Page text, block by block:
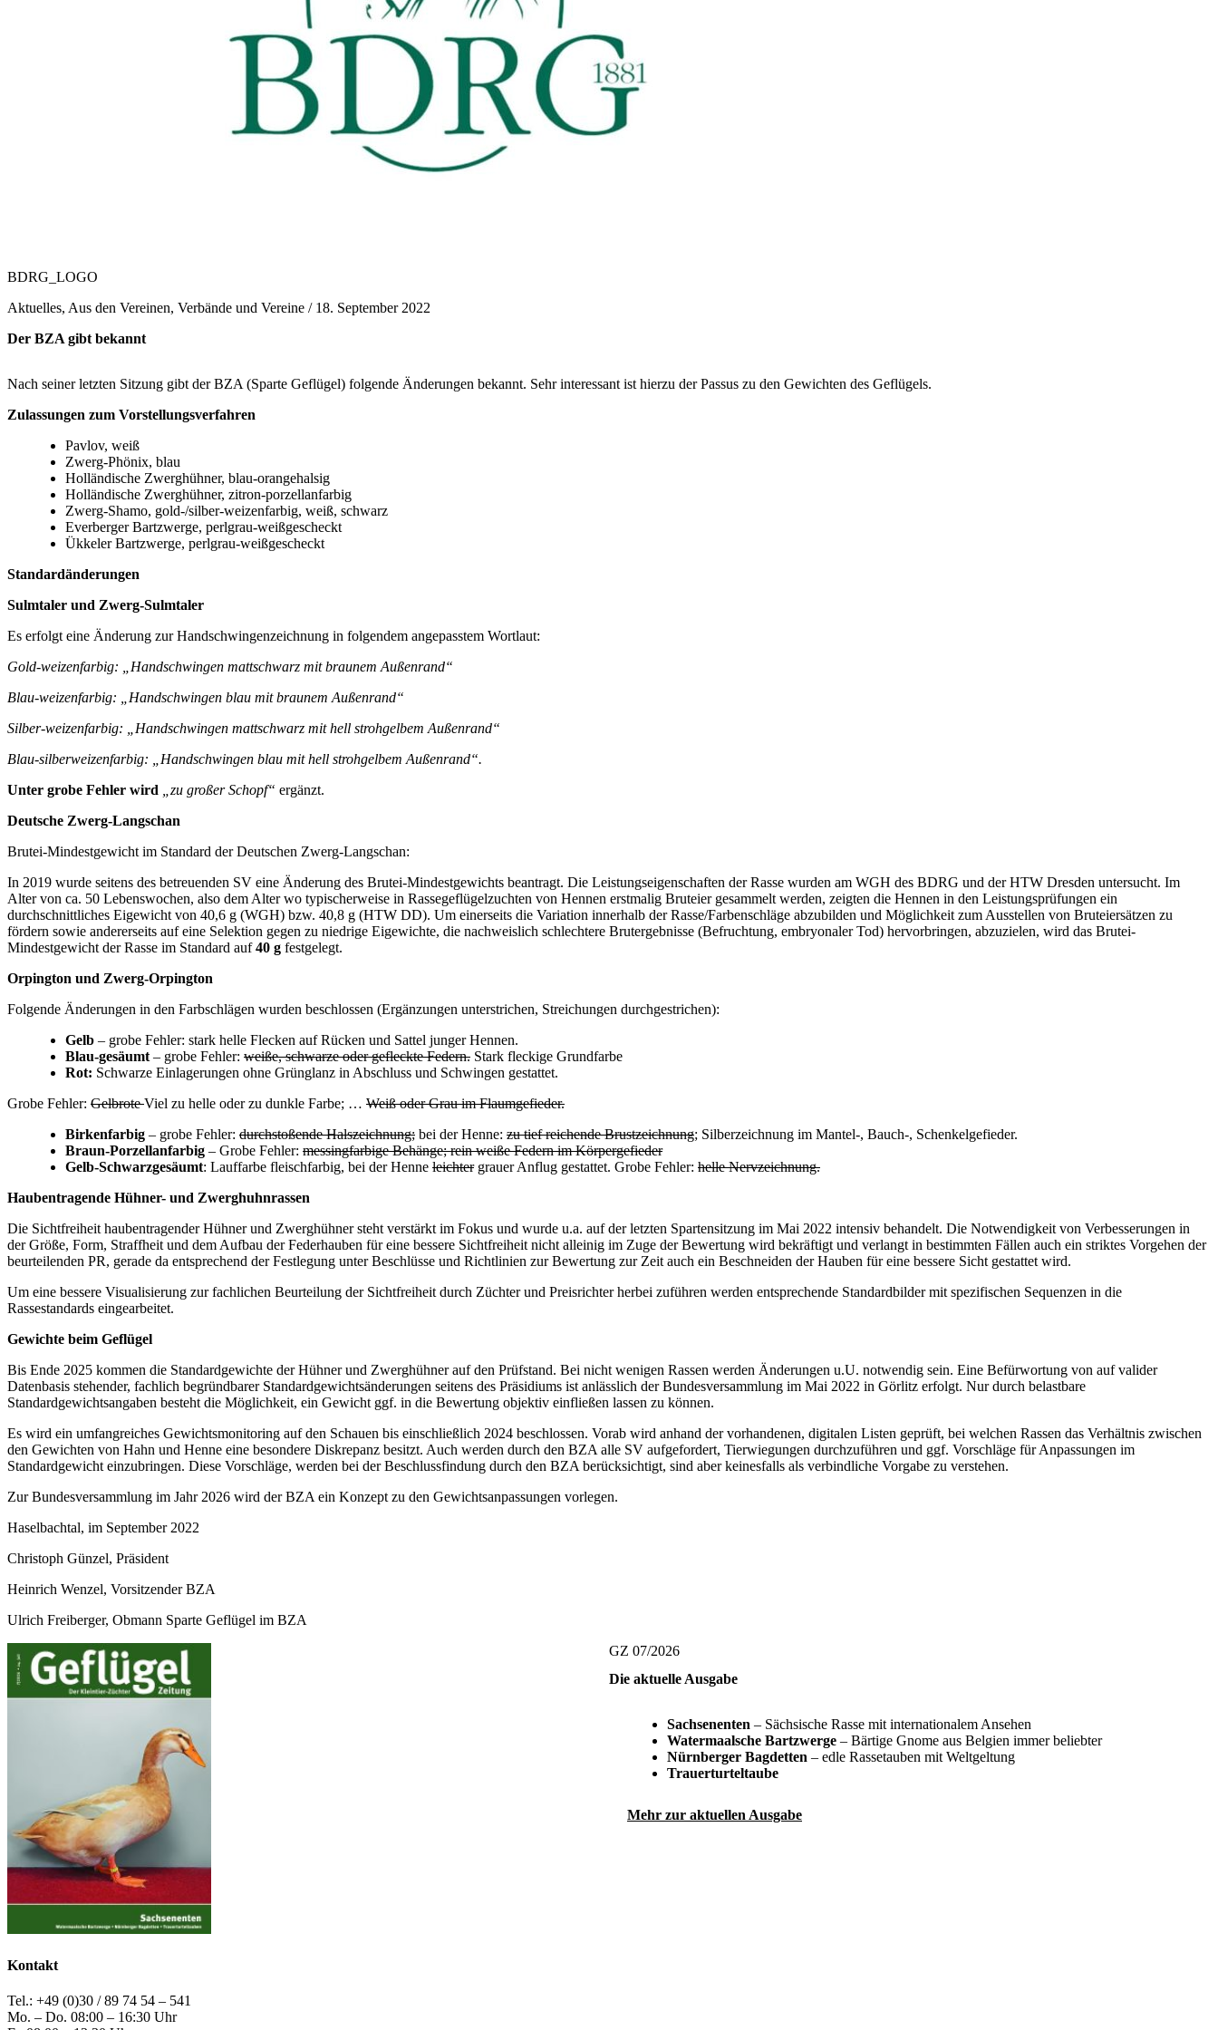
BDRG_LOGO
Aktuelles, Aus den Vereinen, Verbände und Vereine / 18. September 2022
Der BZA gibt bekannt
Nach seiner letzten Sitzung gibt der BZA (Sparte Geflügel) folgende Änderungen bekannt. Sehr interessant ist hierzu der Passus zu den Gewichten des Geflügels.
Zulassungen zum Vorstellungsverfahren
Pavlov, weiß
Zwerg-Phönix, blau
Holländische Zwerghühner, blau-orangehalsig
Holländische Zwerghühner, zitron-porzellanfarbig
Zwerg-Shamo, gold-/silber-weizenfarbig, weiß, schwarz
Everberger Bartzwerge, perlgrau-weißgescheckt
Ükkeler Bartzwerge, perlgrau-weißgescheckt
Standardänderungen
Sulmtaler und Zwerg-Sulmtaler
Es erfolgt eine Änderung zur Handschwingenzeichnung in folgendem angepasstem Wortlaut:
Gold-weizenfarbig: „Handschwingen mattschwarz mit braunem Außenrand“
Blau-weizenfarbig: „Handschwingen blau mit braunem Außenrand“
Silber-weizenfarbig: „Handschwingen mattschwarz mit hell strohgelbem Außenrand“
Blau-silberweizenfarbig: „Handschwingen blau mit hell strohgelbem Außenrand“.
Unter grobe Fehler wird
„zu großer Schopf“ ergänzt.
Deutsche Zwerg-Langschan
Brutei-Mindestgewicht im Standard der Deutschen Zwerg-Langschan:
In 2019 wurde seitens des betreuenden SV eine Änderung des Brutei-Mindestgewichts beantragt. Die Leistungseigenschaften der Rasse wurden am WGH des BDRG und der HTW Dresden untersucht. Im
Alter von ca. 50 Lebenswochen, also dem Alter wo typischerweise in Rassegeflügelzuchten von Hennen erstmalig Bruteier gesammelt werden, zeigten die Hennen in den Leistungsprüfungen ein
durchschnittliches Eigewicht von 40,6 g (WGH) bzw. 40,8 g (HTW DD). Um einerseits die Variation innerhalb der Rasse/Farbenschläge abzubilden und Möglichkeit zum Ausstellen von Bruteiersätzen zu
fördern sowie andererseits auf eine Selektion gegen zu niedrige Eigewichte, die nachweislich schlechtere Brutergebnisse (Befruchtung, embryonaler Tod) hervorbringen, abzuzielen, wird das Brutei-
Mindestgewicht der Rasse im Standard auf40 g festgelegt.
Orpington und Zwerg-Orpington
Folgende Änderungen in den Farbschlägen wurden beschlossen (Ergänzungen unterstrichen, Streichungen durchgestrichen):
Gelb – grobe Fehler: stark helle Flecken auf Rücken und Sattel junger Hennen.
Blau-gesäumt – grobe Fehler: weiße, schwarze oder gefleckte Federn. Stark fleckige Grundfarbe
Rot: Schwarze Einlagerungen ohne Grünglanz in Abschluss und Schwingen gestattet.
Grobe Fehler: GelbroteViel zu helle oder zu dunkle Farbe; … Weiß oder Grau im Flaumgefieder.
Birkenfarbig – grobe Fehler: durchstoßende Halszeichnung; bei der Henne: zu tief reichende Brustzeichnung; Silberzeichnung im Mantel-, Bauch-, Schenkelgefieder.
Braun-Porzellanfarbig – Grobe Fehler: messingfarbige Behänge; rein weiße Federn im Körpergefieder
Gelb-Schwarzgesäumt: Lauffarbe fleischfarbig, bei der Henne leichtergrauer Anflug gestattet. Grobe Fehler: helle Nervzeichnung.
Haubentragende Hühner- und Zwerghuhnrassen
Die Sichtfreiheit haubentragender Hühner und Zwerghühner steht verstärkt im Fokus und wurde u.a. auf der letzten Spartensitzung im Mai 2022 intensiv behandelt. Die Notwendigkeit von Verbesserungen in
der Größe, Form, Straffheit und dem Aufbau der Federhauben für eine bessere Sichtfreiheit nicht alleinig im Zuge der Bewertung wird bekräftigt und verlangt in bestimmten Fällen auch ein striktes Vorgehen der
beurteilenden PR, gerade da entsprechend der Festlegung unter Beschlüsse und Richtlinien zur Bewertung zur Zeit auch ein Beschneiden der Hauben für eine bessere Sicht gestattet wird.
Um eine bessere Visualisierung zur fachlichen Beurteilung der Sichtfreiheit durch Züchter und Preisrichter herbei zuführen werden entsprechende Standardbilder mit spezifischen Sequenzen in die
Rassestandards eingearbeitet.
Gewichte beim Geflügel
Bis Ende 2025 kommen die Standardgewichte der Hühner und Zwerghühner auf den Prüfstand. Bei nicht wenigen Rassen werden Änderungen u.U. notwendig sein. Eine Befürwortung von auf valider
Datenbasis stehender, fachlich begründbarer Standardgewichtsänderungen seitens des Präsidiums ist anlässlich der Bundesversammlung im Mai 2022 in Görlitz erfolgt. Nur durch belastbare
Standardgewichtsangaben besteht die Möglichkeit, ein Gewicht ggf. in die Bewertung objektiv einfließen lassen zu können.
Es wird ein umfangreiches Gewichtsmonitoring auf den Schauen bis einschließlich 2024 beschlossen. Vorab wird anhand der vorhandenen, digitalen Listen geprüft, bei welchen Rassen das Verhältnis zwischen
den Gewichten von Hahn und Henne eine besondere Diskrepanz besitzt. Auch werden durch den BZA alle SV aufgefordert, Tierwiegungen durchzuführen und ggf. Vorschläge für Anpassungen im
Standardgewicht einzubringen. Diese Vorschläge, werden bei der Beschlussfindung durch den BZA berücksichtigt, sind aber keinesfalls als verbindliche Vorgabe zu verstehen.
Zur Bundesversammlung im Jahr 2026 wird der BZA ein Konzept zu den Gewichtsanpassungen vorlegen.
Haselbachtal, im September 2022
Christoph Günzel, Präsident
Heinrich Wenzel, Vorsitzender BZA
Ulrich Freiberger, Obmann Sparte Geflügel im BZA
GZ 07/2026
Die aktuelle Ausgabe
Sachsenenten – Sächsische Rasse mit internationalem Ansehen
Watermaalsche Bartzwerge – Bärtige Gnome aus Belgien immer beliebter
Nürnberger Bagdetten – edle Rassetauben mit Weltgeltung
Trauerturteltaube
Mehr zur aktuellen Ausgabe
Kontakt
Tel.: +49 (0)30 / 89 74 54 – 541
Mo. – Do. 08:00 – 16:30 Uhr